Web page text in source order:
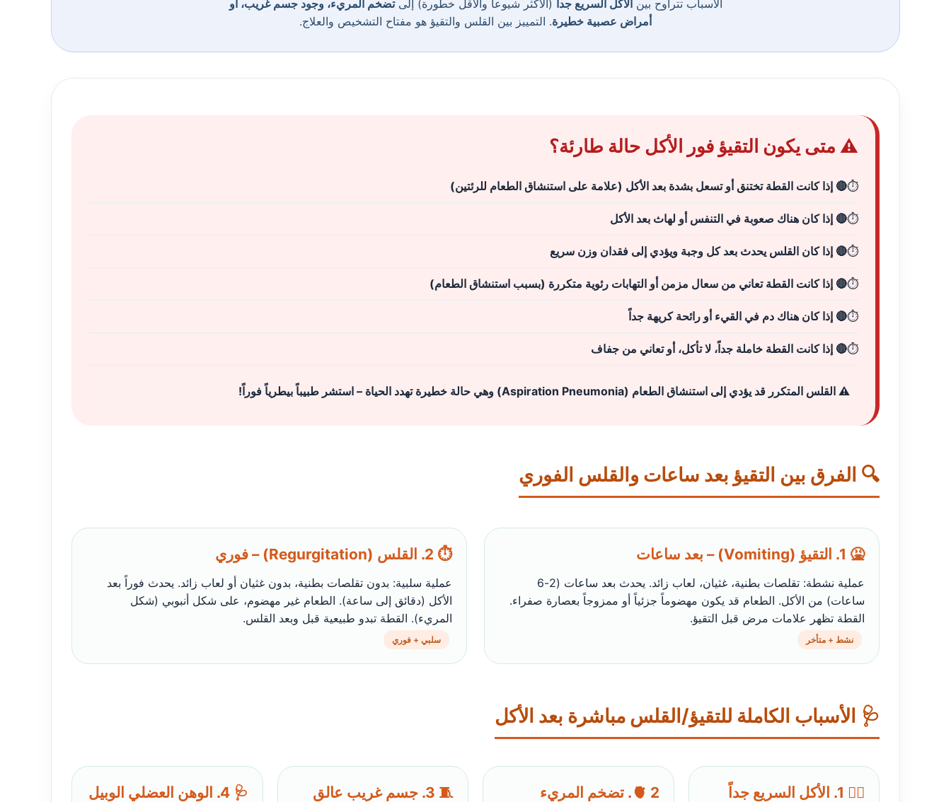
الأسباب تتراوح بين الأكل السريع جداً (الأكثر شيوعاً والأقل خطورة) إلىتضخم المريء، وجود جسم غريب، أو
أمراض عصبية خطيرة. التمييز بين القلس والتقيؤ هو مفتاح التشخيص والعلاج.
⚠️ متى يكون التقيؤ فور الأكل حالة طارئة؟
🔴 إذا كانت القطة تختنق أو تسعل بشدة بعد الأكل (علامة على استنشاق الطعام للرئتين)
🔴 إذا كان هناك صعوبة في التنفس أو لهاث بعد الأكل
🔴 إذا كان القلس يحدث بعد كل وجبة ويؤدي إلى فقدان وزن سريع
🔴 إذا كانت القطة تعاني من سعال مزمن أو التهابات رئوية متكررة (بسبب استنشاق الطعام)
🔴 إذا كان هناك دم في القيء أو رائحة كريهة جداً
🔴 إذا كانت القطة خاملة جداً، لا تأكل، أو تعاني من جفاف
⚠️ القلس المتكرر قد يؤدي إلى استنشاق الطعام (Aspiration Pneumonia) وهي حالة خطيرة تهدد الحياة – استشر طبيباً بيطرياً فوراً!
🔍 الفرق بين التقيؤ بعد ساعات والقلس الفوري
🤮 1. التقيؤ (Vomiting) – بعد ساعات
عملية نشطة: تقلصات بطنية، غثيان، لعاب زائد. يحدث بعد ساعات (2-6
ساعات) من الأكل. الطعام قد يكون مهضوماً جزئياً أو ممزوجاً بعصارة صفراء.
القطة تظهر علامات مرض قبل التقيؤ.
نشط + متأخر
⏱️ 2. القلس (Regurgitation) – فوري
عملية سلبية: بدون تقلصات بطنية، بدون غثيان أو لعاب زائد. يحدث فوراً بعد
الأكل (دقائق إلى ساعة). الطعام غير مهضوم، على شكل أنبوبي (شكل
المريء). القطة تبدو طبيعية قبل وبعد القلس.
سلبي + فوري
🩺 الأسباب الكاملة للتقيؤ/القلس مباشرة بعد الأكل
🏃‍♂️ 1. الأكل السريع جداً
🫀 2. تضخم المريء
🧵 3. جسم غريب عالق
🩺 4. الوهن العضلي الوبيل